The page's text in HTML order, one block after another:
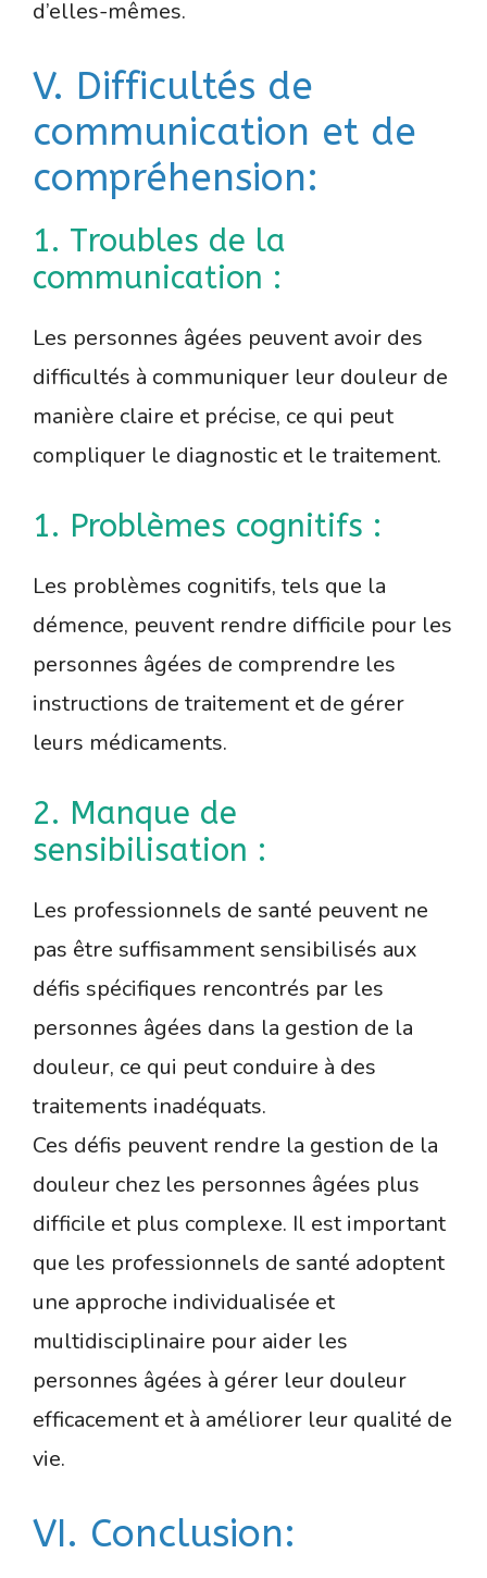
d’elles-mêmes.
V. Difficultés de
communication et de
compréhension:
1. Troubles de la
communication :
Les personnes âgées peuvent avoir des
difficultés à communiquer leur douleur de
manière claire et précise, ce qui peut
compliquer le diagnostic et le traitement.
1. Problèmes cognitifs :
Les problèmes cognitifs, tels que la
démence, peuvent rendre difficile pour les
personnes âgées de comprendre les
instructions de traitement et de gérer
leurs médicaments.
2. Manque de
sensibilisation :
Les professionnels de santé peuvent ne
pas être suffisamment sensibilisés aux
défis spécifiques rencontrés par les
personnes âgées dans la gestion de la
douleur, ce qui peut conduire à des
traitements inadéquats.
Ces défis peuvent rendre la gestion de la
douleur chez les personnes âgées plus
difficile et plus complexe. Il est important
que les professionnels de santé adoptent
une approche individualisée et
multidisciplinaire pour aider les
personnes âgées à gérer leur douleur
efficacement et à améliorer leur qualité de
vie.
VI. Conclusion: